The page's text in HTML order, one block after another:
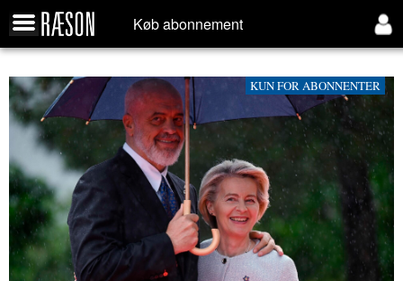
Køb abonnement
KUN FOR ABONNENTER